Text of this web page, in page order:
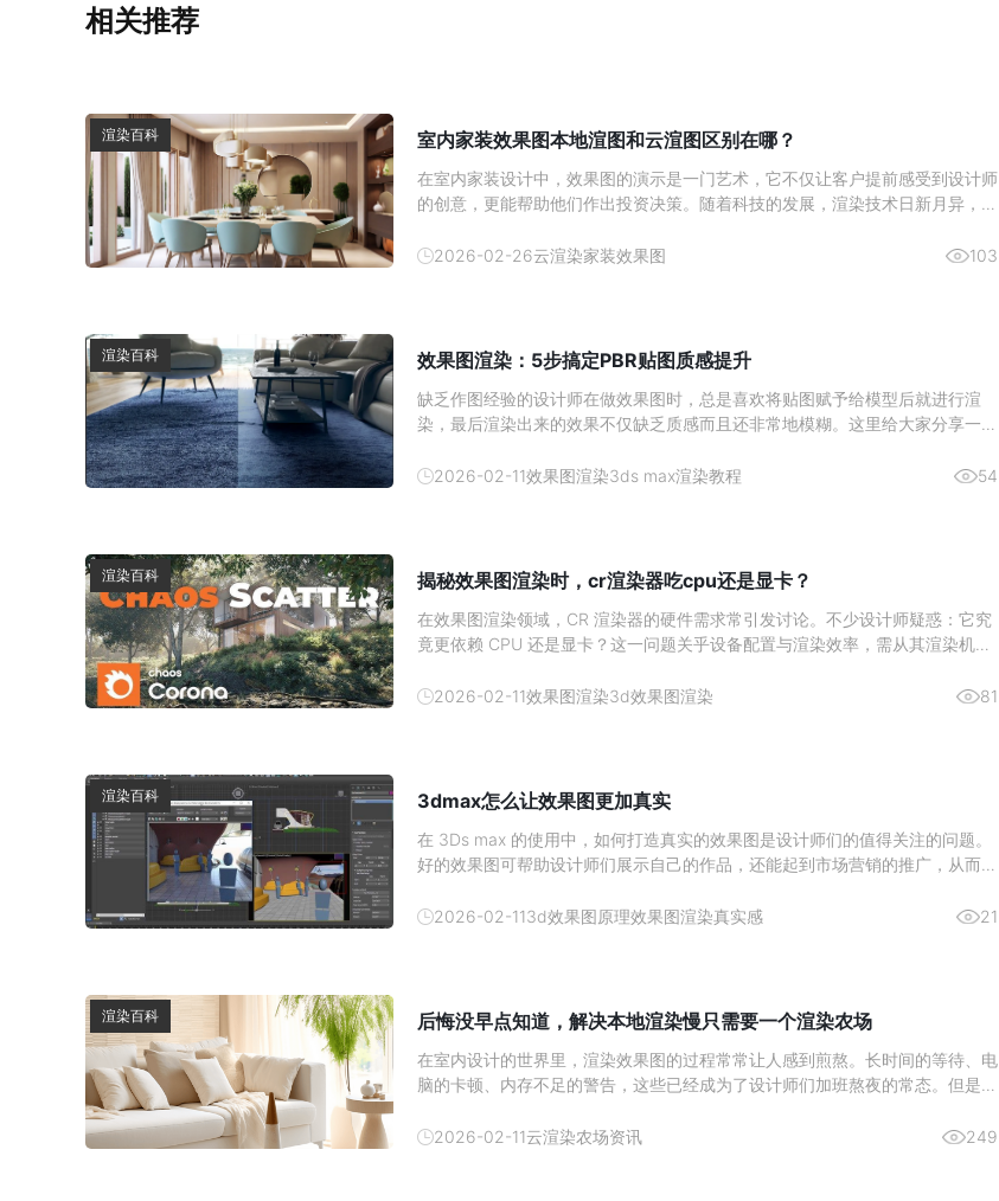
相关推荐
渲染百科 室内家装效果图本地渲图和云渲图区别在哪？
在室内家装设计中，效果图的演示是一门艺术，它不仅让客户提前感受到设计师
的创意，更能帮助他们作出投资决策。随着科技的发展，渲染技术日新月异，室
方式逐渐成为了设计师们的热门选择。本文将深入分析这两种渲染方式的区别，
2026-02-26云渲染家装效果图 103
渲染百科 效果图渲染：5步搞定PBR贴图质感提升
缺乏作图经验的设计师在做效果图时，总是喜欢将贴图赋予给模型后就进行渲
染，最后渲染出来的效果不仅缺乏质感而且还非常地模糊。这里给大家分享一个
图质感提升技巧1、 首先将准备好的贴图拖入贴图生成器中。2、 然后再点击上
2026-02-11效果图渲染3ds max渲染教程 54
渲染百科 揭秘效果图渲染时，cr渲染器吃cpu还是显卡？
在效果图渲染领域，CR 渲染器的硬件需求常引发讨论。不少设计师疑惑：它究
竟更依赖 CPU 还是显卡？这一问题关乎设备配置与渲染效率，需从其渲染机制
加速对于使用 CR 渲染器的设计师而言，硬件投入的优先级一直是关键问题。核
2026-02-11效果图渲染3d效果图渲染 81
渲染百科 3dmax怎么让效果图更加真实
在 3Ds max 的使用中，如何打造真实的效果图是设计师们的值得关注的问题。
好的效果图可帮助设计师们展示自己的作品，还能起到市场营销的推广，从而激
吧。1、 材质与纹理的雕琢材质类型：依据物体特性选材质，如金属用“金属”明
2026-02-113d效果图原理效果图渲染真实感 21
渲染百科 后悔没早点知道，解决本地渲染慢只需要一个渲染农场
在室内设计的世界里，渲染效果图的过程常常让人感到煎熬。长时间的等待、电
脑的卡顿、内存不足的警告，这些已经成为了设计师们加班熬夜的常态。但是，
云渲染农场——瑞云渲图，它不仅解决了本地渲染慢的问题，而且价格还非常划
2026-02-11云渲染农场资讯 249